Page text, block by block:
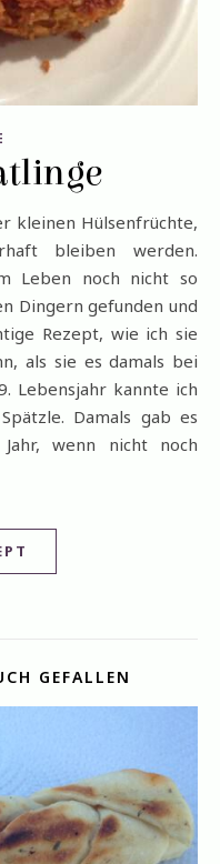
bleiben werden.
Leben noch nicht so
Dingern gefunden und
Rezept, wie ich sie
als sie es damals bei
Lebensjahr kannte ich
Damals gab es
wenn nicht noch
GEFALLEN